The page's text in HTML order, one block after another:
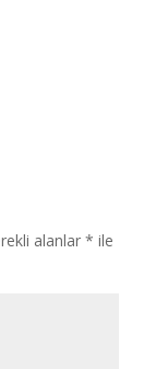
alanlar * ile